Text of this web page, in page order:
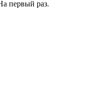
первый раз.